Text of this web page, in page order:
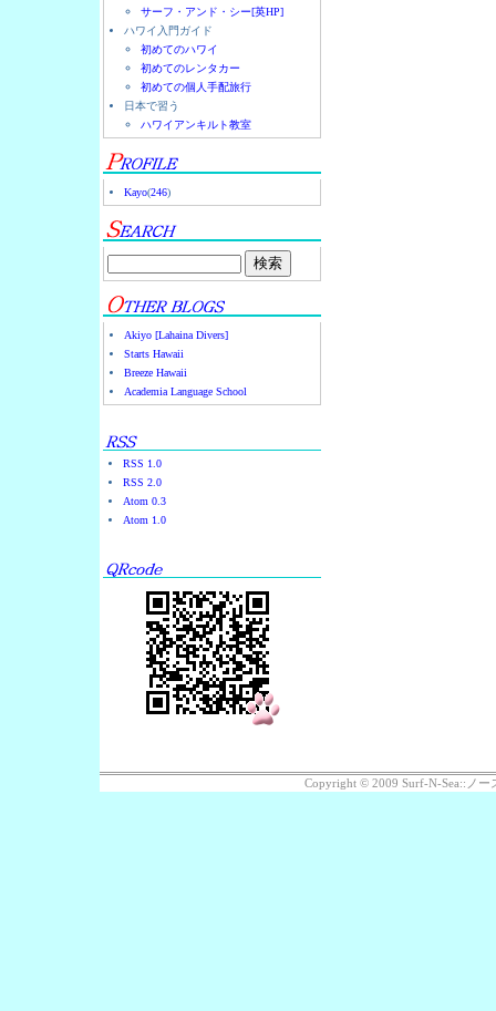
サーフ・アンド・シー[英HP]
ハワイ入門ガイド
初めてのハワイ
初めてのレンタカー
初めての個人手配旅行
日本で習う
ハワイアンキルト教室
Kayo(246)
Akiyo [Lahaina Divers]
Starts Hawaii
Breeze Hawaii
Academia Language School
RSS 1.0
RSS 2.0
Atom 0.3
Atom 1.0
Copyright © 2009 Surf-N-Sea::ノー